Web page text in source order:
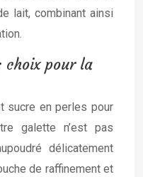
lait, combinant ainsi
choix pour la
sucre en perles pour
galette n’est pas
délicatement
de raffinement et